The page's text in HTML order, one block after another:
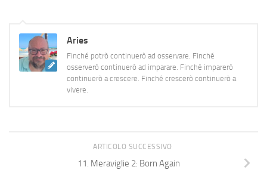
Aries
Finché potrò continuerò ad osservare. Finché
osserverò continuerò ad imparare. Finché imparerò
continuerò a crescere. Finché crescerò continuerò a
vivere.
ARTICOLO SUCCESSIVO
11. Meraviglie 2: Born Again